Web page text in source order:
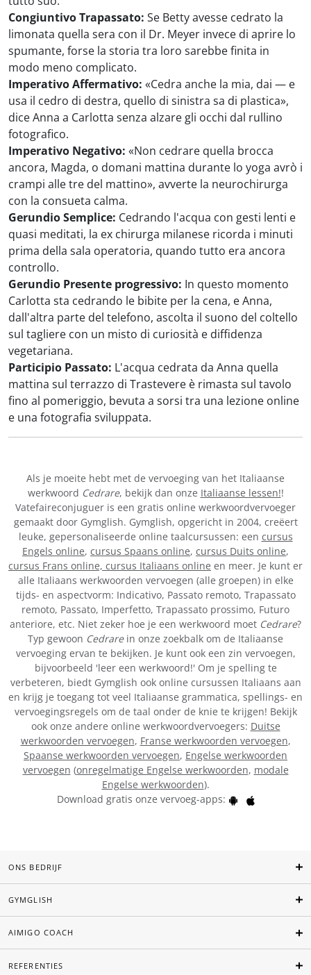
Congiuntivo Trapassato: Se Betty avesse cedrato la
limonata quella sera con il Dr. Meyer invece di aprire lo
spumante, forse la storia tra loro sarebbe finita in
modo meno complicato.
Imperativo Affermativo: «Cedra anche la mia, dai — e
usa il cedro di destra, quello di sinistra sa di plastica»,
dice Anna a Carlotta senza alzare gli occhi dal rullino
fotografico.
Imperativo Negativo: «Non cedrare quella brocca
ancora, Magda, o domani mattina durante lo yoga avrò i
crampi alle tre del mattino», avverte la neurochirurga
con la consueta calma.
Gerundio Semplice: Cedrando l'acqua con gesti lenti e
quasi meditati, la ex chirurga milanese ricorda i minuti
prima della sala operatoria, quando tutto era ancora
controllo.
Gerundio Presente progressivo: In questo momento
Carlotta sta cedrando le bibite per la cena, e Anna,
dall'altra parte del telefono, ascolta il suono del coltello
sul tagliere con un misto di curiosità e diffidenza
vegetariana.
Participio Passato: L'acqua cedrata da Anna quella
mattina sul terrazzo di Trastevere è rimasta sul tavolo
fino al pomeriggio, bevuta a sorsi tra una lezione online
e una fotografia sviluppata.
Als je moeite hebt met de vervoeging van het Italiaanse
werkwoord Cedrare, bekijk dan onze Italiaanse lessen!!
Vatefaireconjuguer is een gratis online werkwoordvervoeger
gemaakt door Gymglish. Gymglish, opgericht in 2004, creëert
leuke, gepersonaliseerde online taalcursussen: een cursus
Engels online, cursus Spaans online, cursus Duits online,
cursus Frans online, cursus Italiaans online en meer. Je kunt er
alle Italiaans werkwoorden vervoegen (alle groepen) in elke
tijds- en aspectvorm: Indicativo, Passato remoto, Trapassato
remoto, Passato, Imperfetto, Trapassato prossimo, Futuro
anteriore, etc. Niet zeker hoe je een werkwoord moet Cedrare?
Typ gewoon Cedrarein onze zoekbalk om de Italiaanse
vervoeging ervan te bekijken. Je kunt ook een zin vervoegen,
bijvoorbeeld 'leer een werkwoord!' Om je spelling te
verbeteren, biedt Gymglish ook online cursussen Italiaans aan
en krijg je toegang tot veel Italiaanse grammatica, spellings- en
vervoegingsregels om de taal onder de knie te krijgen! Bekijk
ook onze andere online werkwoordvervoegers: Duitse
werkwoorden vervoegen, Franse werkwoorden vervoegen,
Spaanse werkwoorden vervoegen, Engelse werkwoorden
vervoegen (onregelmatige Engelse werkwoorden, modale
Engelse werkwoorden).
Download gratis onze vervoeg-apps:
ONS BEDRIJF
GYMGLISH
AIMIGO COACH
REFERENTIES